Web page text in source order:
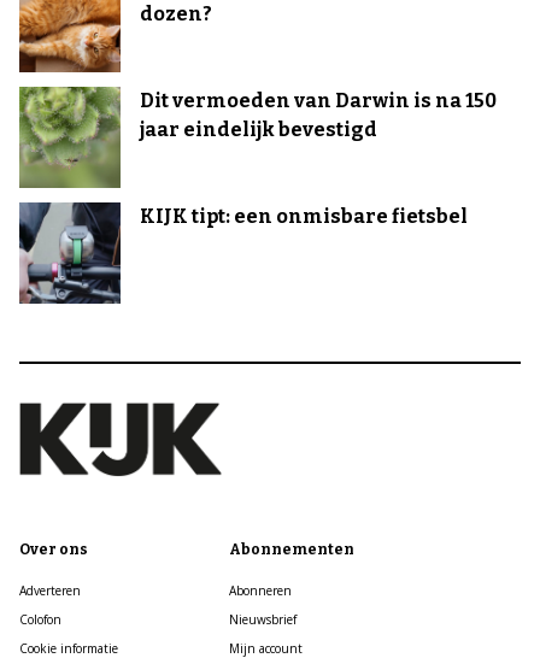
dozen?
Dit vermoeden van Darwin is na 150
jaar eindelijk bevestigd
KIJK tipt: een onmisbare fietsbel
Over ons
Adverteren
Colofon
Cookie informatie
Abonnementen
Abonneren
Nieuwsbrief
Mijn account